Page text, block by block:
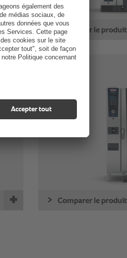
Comparer le produit
Comparer le produit